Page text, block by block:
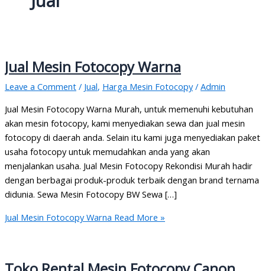
Jual Mesin Fotocopy Warna
Leave a Comment / Jual, Harga Mesin Fotocopy/ Admin
Jual Mesin Fotocopy Warna Murah, untuk memenuhi kebutuhan
akan mesin fotocopy, kami menyediakan sewa dan jual mesin
fotocopy di daerah anda. Selain itu kami juga menyediakan paket
usaha fotocopy untuk memudahkan anda yang akan
menjalankan usaha. Jual Mesin Fotocopy Rekondisi Murah hadir
dengan berbagai produk-produk terbaik dengan brand ternama
didunia. Sewa Mesin Fotocopy BW Sewa […]
Jual Mesin Fotocopy Warna Read More »